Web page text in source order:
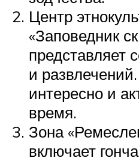
Центр
«Заповедник
представляет
и
интересно и
время.
Зона
включает